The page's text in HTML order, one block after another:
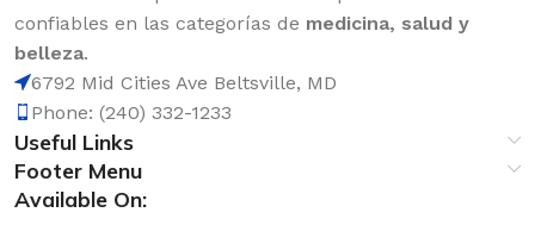
confiables en las categorías de medicina, salud y
belleza.
6792 Mid Cities Ave Beltsville, MD
Phone: (240) 332-1233
Useful Links
Footer Menu
Available On: